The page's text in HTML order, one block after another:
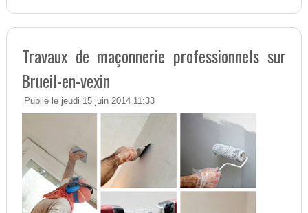
Travaux de maçonnerie professionnels sur
Brueil-en-vexin
Publié le jeudi 15 juin 2014 11:33